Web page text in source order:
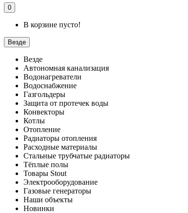
0
В корзине пусто!
Везде
Везде
Автономная канализация
Водонагреватели
Водоснабжение
Газгольдеры
Защита от протечек воды
Конвекторы
Котлы
Отопление
Радиаторы отопления
Расходные материалы
Стальные трубчатые радиаторы
Тёплые полы
Товары Stout
Электрооборудование
Газовые генераторы
Наши объекты
Новинки